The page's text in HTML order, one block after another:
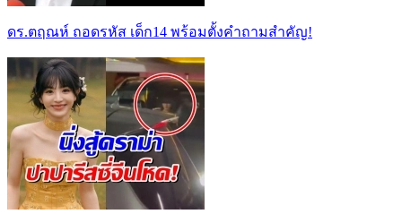
ดร.ตฤณห์ ถอดรหัส เด็ก14 พร้อมตั้งคำถามสำคัญ!